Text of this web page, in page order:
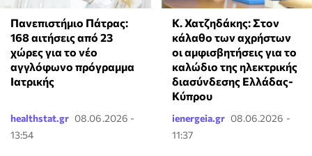
Πανεπιστήμιο Πάτρας:
168 αιτήσεις από 23
χώρες για το νέο
αγγλόφωνο πρόγραμμα
Ιατρικής
healthstat.gr 08.06.2026 -
13:54
Κ. Χατζηδάκης: Στον
κάλαθο των αχρήστων
οι αμφισβητήσεις για το
καλώδιο της ηλεκτρικής
διασύνδεσης Ελλάδας-
Κύπρου
ienergeia.gr 08.06.2026 -
11:37